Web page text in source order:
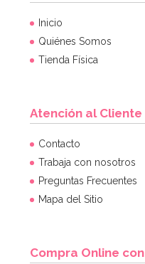
Molde Great Impressions
Inicio
Quiénes Somos
Tienda Física
Atención al Cliente
Contacto
Trabaja con nosotros
Preguntas Frecuentes
Mapa del Sitio
Compra Online